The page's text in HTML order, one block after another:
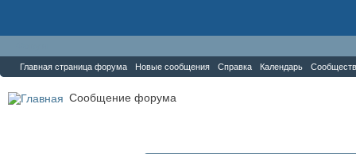
Главная страница форума Новые сообщения Справка Календарь
Сообщение форума